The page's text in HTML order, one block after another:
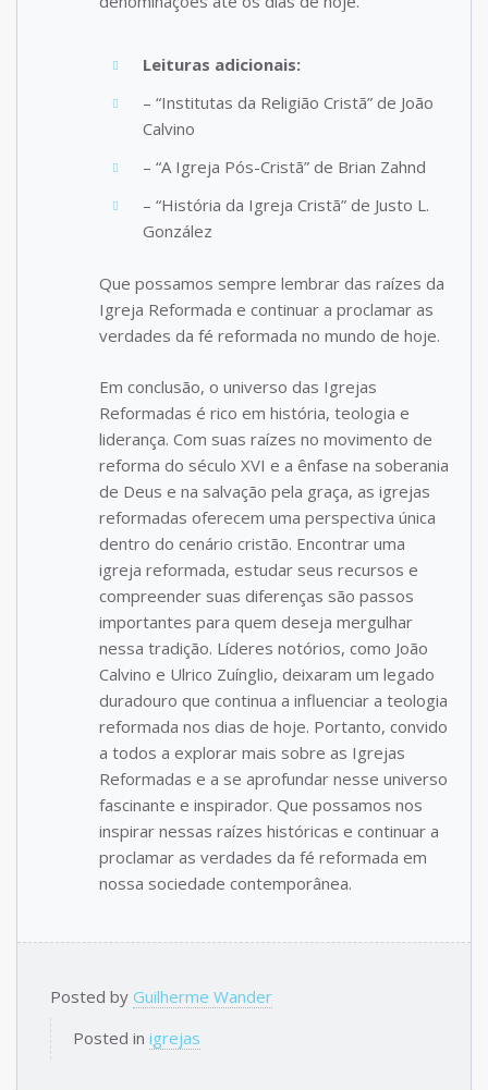
Leituras adicionais:
– “Institutas da Religião Cristã” de João
Calvino
– “A Igreja Pós-Cristã” de Brian Zahnd
– “História da Igreja Cristã” de Justo L.
González
Que possamos sempre lembrar das raízes da
Igreja Reformada e continuar a proclamar as
verdades da fé reformada no mundo de hoje.
Em conclusão, o universo das Igrejas
Reformadas é rico em história, teologia e
liderança. Com suas raízes no movimento de
reforma do século XVI e a ênfase na soberania
de Deus e na salvação pela graça, as igrejas
reformadas oferecem uma perspectiva única
dentro do cenário cristão. Encontrar uma
igreja reformada, estudar seus recursos e
compreender suas diferenças são passos
importantes para quem deseja mergulhar
nessa tradição. Líderes notórios, como João
Calvino e Ulrico Zuínglio, deixaram um legado
duradouro que continua a influenciar a teologia
reformada nos dias de hoje. Portanto, convido
a todos a explorar mais sobre as Igrejas
Reformadas e a se aprofundar nesse universo
fascinante e inspirador. Que possamos nos
inspirar nessas raízes históricas e continuar a
proclamar as verdades da fé reformada em
nossa sociedade contemporânea.
Posted by Guilherme Wander
Posted in igrejas